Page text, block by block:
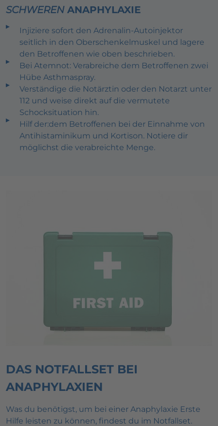
SCHWERENANAPHYLAXIE
Injiziere sofort den Adrenalin-Autoinjektor
seitlich in den Oberschenkelmuskel und lagere
den Betroffenen wie oben beschrieben.
Bei Atemnot: Verabreiche dem Betroffenen zwei
Hübe Asthmaspray.
Verständige die Notärztin oder den Notarzt unter
112 und weise direkt auf die vermutete
Schocksituation hin.
Hilf der:dem Betroffenen bei der Einnahme von
Antihistaminikum und Kortison. Notiere dir
möglichst die verabreichte Menge.
DAS NOTFALLSET BEI
ANAPHYLAXIEN
Was du benötigst, um bei einer Anaphylaxie Erste
Hilfe leisten zu können, findest du im Notfallset.